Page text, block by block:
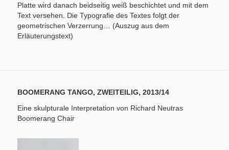
Platte wird danach beidseitig weiß beschichtet und mit dem
Text versehen. Die Typografie des Textes folgt der
geometrischen Verzerrung… (Auszug aus dem
Erläuterungstext)
BOOMERANG TANGO, ZWEITEILIG, 2013/14
Eine skulpturale Interpretation von Richard Neutras
Boomerang Chair